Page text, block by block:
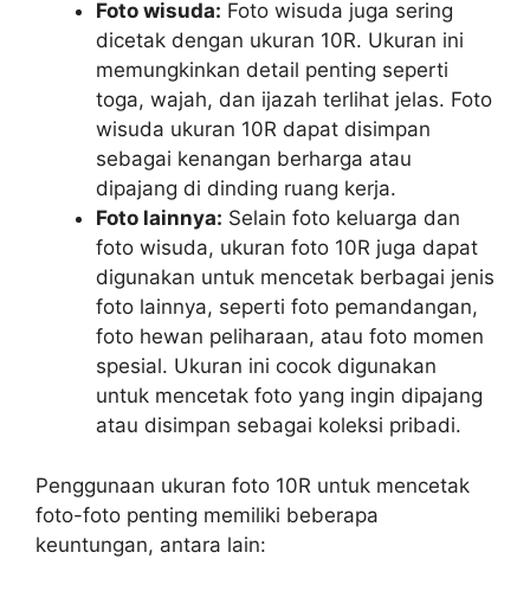
Foto wisuda: Foto wisuda juga sering
dicetak dengan ukuran 10R. Ukuran ini
memungkinkan detail penting seperti
toga, wajah, dan ijazah terlihat jelas. Foto
wisuda ukuran 10R dapat disimpan
sebagai kenangan berharga atau
dipajang di dinding ruang kerja.
Foto lainnya: Selain foto keluarga dan
foto wisuda, ukuran foto 10R juga dapat
digunakan untuk mencetak berbagai jenis
foto lainnya, seperti foto pemandangan,
foto hewan peliharaan, atau foto momen
spesial. Ukuran ini cocok digunakan
untuk mencetak foto yang ingin dipajang
atau disimpan sebagai koleksi pribadi.
Penggunaan ukuran foto 10R untuk mencetak
foto-foto penting memiliki beberapa
keuntungan, antara lain: